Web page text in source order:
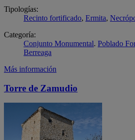
Tipologías:
Recinto fortificado, Ermita,
Categoría:
Conjunto Monumental. Poblado
Berreaga
Más información
Torre de Zamudio